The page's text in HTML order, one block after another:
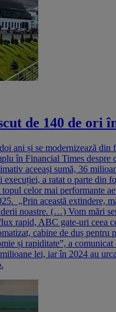
de 140 de ori
ani și se modernizează
în Financial Times
aceeași sumă, 36
a ratat o parte din
celor mai performante
„Prin această extindere,
noastre. (…) Vom mări
rapid, ABC gate-uri ceea
cabine de duș
și rapiditate”, a
lei, iar în 2024 au